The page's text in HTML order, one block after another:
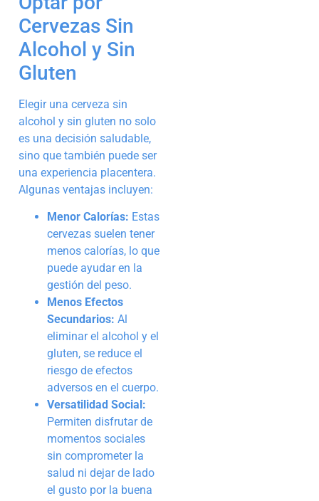
Cervezas Sin
Alcohol y Sin
Gluten
Elegir una cerveza sin
alcohol y sin gluten no solo
es una decisión saludable,
sino que también puede ser
una experiencia placentera.
Algunas ventajas incluyen:
Menor Calorías: Estas
cervezas suelen tener
menos calorías, lo que
puede ayudar en la
gestión del peso.
Menos Efectos
Secundarios: Al
eliminar el alcohol y el
gluten, se reduce el
riesgo de efectos
adversos en el cuerpo.
Versatilidad Social:
Permiten disfrutar de
momentos sociales
sin comprometer la
salud ni dejar de lado
el gusto por la buena